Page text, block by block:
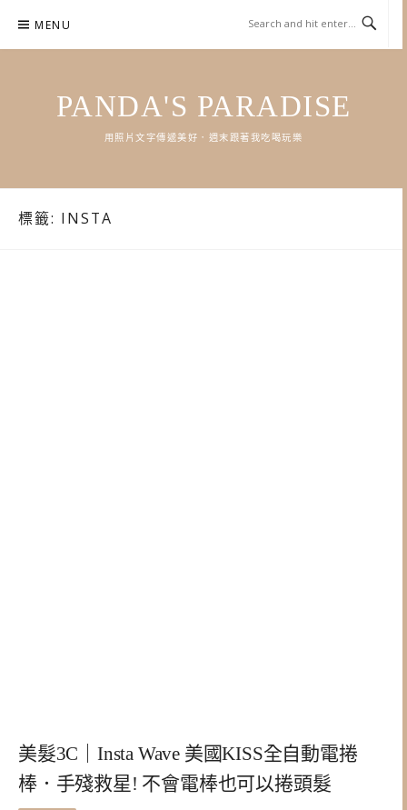
content
MENU
PANDA'S PARADISE
用照片文字傳遞美好．週末跟著我吃喝玩樂
標籤: INSTA
美髮3C｜Insta Wave 美國KISS全自動電捲
棒．手殘救星! 不會電棒也可以捲頭髮